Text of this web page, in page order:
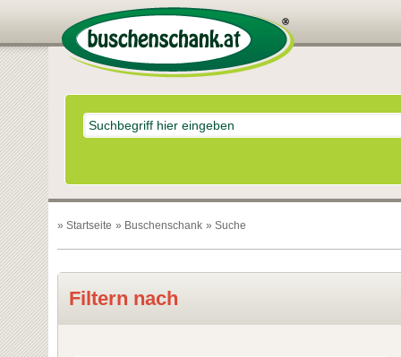
» Startseite » Buschenschank » Suche
Filtern nach